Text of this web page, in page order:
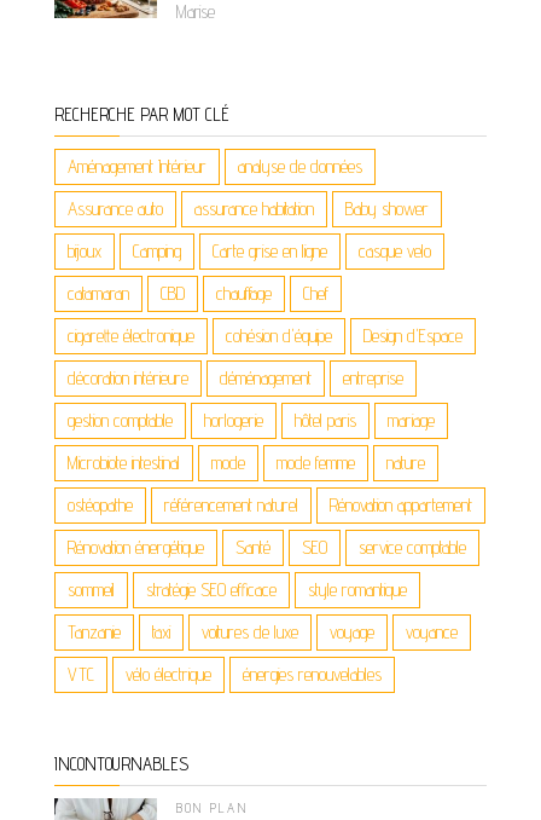
Marise
RECHERCHE PAR MOT CLÉ
Aménagement Intérieur analyse de données
Assurance auto assurance habitation Baby shower
bijoux Camping Carte grise en ligne casque velo
catamaran CBD chauffage Chef
cigarette électronique cohésion d'équipe Design d'Espace
décoration intérieure déménagement entreprise
gestion comptable horlogerie hôtel paris mariage
Microbiote intestinal mode mode femme nature
ostéopathe référencement naturel Rénovation appartement
Rénovation énergétique Santé SEO service comptable
sommeil stratégie SEO efficace style romantique
Tanzanie taxi voitures de luxe voyage voyance
VTC vélo électrique énergies renouvelables
INCONTOURNABLES
BON PLAN